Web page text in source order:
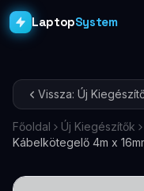
LaptopSystem
Asztali PC-k
Workstation PRO
Monitorok
Vissza: Új
Főoldal
Új Kiegészítők
Kábelkötegelő 4m x